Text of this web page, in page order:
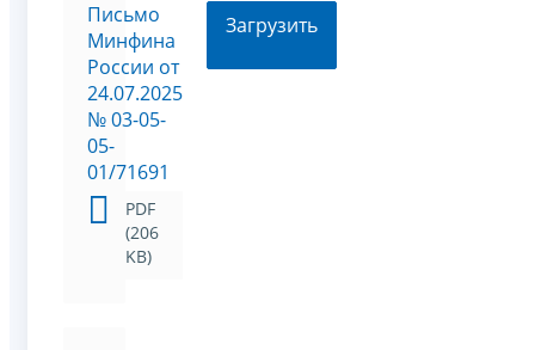
Письмо
Минфина
России от
24.07.2025
№ 03-05-
05-
01/71691
PDF
(206
KB)
Загрузить